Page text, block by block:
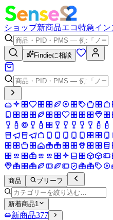
ショップ新商品エコ特急イン
Findieに相談
商品 ブリーフ
新着商品1
新商品377